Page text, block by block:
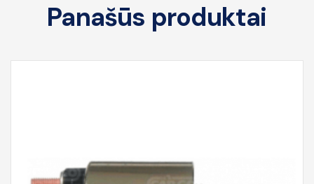
Panašūs produktai